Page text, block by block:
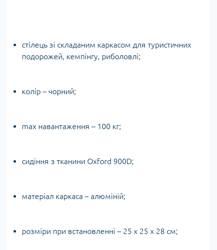
стілець зі складаним каркасом для туристичних
подорожей, кемпінгу, риболовлі;
колір – чорний;
max навантаження – 100 кг;
сидіння з тканини Oxford 900D;
матеріал каркаса – алюміній;
розміри при встановленні – 25 х 25 х 28 см;